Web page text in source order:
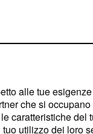
alle tue
che si
caratteristiche del
utilizzo dei loro